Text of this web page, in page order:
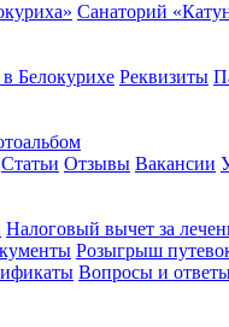
Санаторий
Белокурихе Реквизиты
Статьи Отзывы Вакансии
Налоговый вычет за
Розыгрыш
Вопросы и